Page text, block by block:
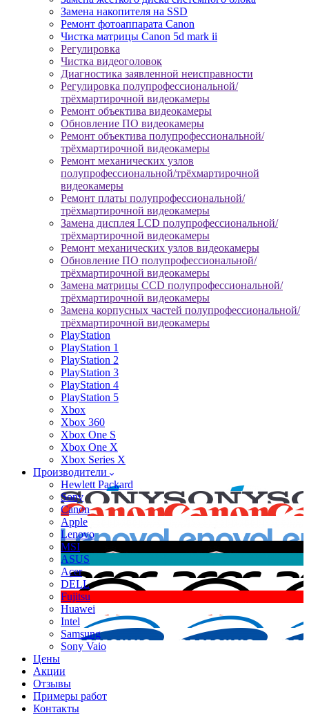
Замена накопителя на SSD
Ремонт фотоаппарата Canon
Чистка матрицы Canon 5d mark ii
Регулировка
Чистка видеоголовок
Диагностика заявленной неисправности
Регулировка полупрофессиональной/
трёхмартирочной видеокамеры
Ремонт объектива видеокамеры
Обновление ПО видеокамеры
Ремонт объектива полупрофессиональной/
трёхмартирочной видеокамеры
Ремонт механических узлов
полупрофессиональной/трёхмартирочной
видеокамеры
Ремонт платы полупрофессиональной/
трёхмартирочной видеокамеры
Замена дисплея LCD полупрофессиональной/
трёхмартирочной видеокамеры
Ремонт механических узлов видеокамеры
Обновление ПО полупрофессиональной/
трёхмартирочной видеокамеры
Замена матрицы CCD полупрофессиональной/
трёхмартирочной видеокамеры
Замена корпусных частей полупрофессиональной/
трёхмартирочной видеокамеры
PlayStation
PlayStation 1
PlayStation 2
PlayStation 3
PlayStation 4
PlayStation 5
Xbox
Xbox 360
Xbox One S
Xbox One X
Xbox Series X
Производители
Hewlett Packard
Sony
Canon
Apple
Lenovo
MSI
ASUS
Acer
DELL
Fujitsu
Huawei
Intel
Samsung
Sony Vaio
Цены
Акции
Отзывы
Примеры работ
Контакты